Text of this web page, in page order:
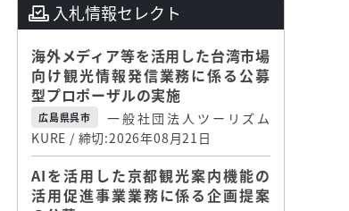
入札情報セレクト
海外メディア等を活用した台湾市場
向け観光情報発信業務に係る公募
型プロポーザルの実施
広島県呉市
一般社団法人ツーリズム
KURE / 締切:2026年08月21日
AIを活用した京都観光案内機能の
活用促進事業業務に係る企画提案